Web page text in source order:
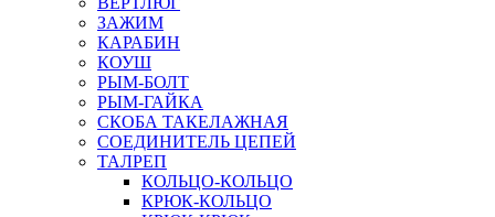
ЗАЖИМ
КАРАБИН
КОУШ
РЫМ-БОЛТ
РЫМ-ГАЙКА
СКОБА ТАКЕЛАЖНАЯ
СОЕДИНИТЕЛЬ ЦЕПЕЙ
ТАЛРЕП
КОЛЬЦО-КОЛЬЦО
КРЮК-КОЛЬЦО